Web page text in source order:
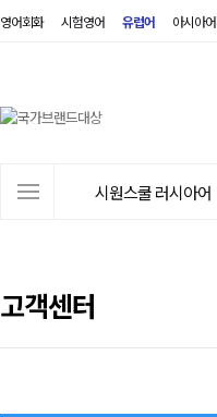
영어회화 시험영어 유럽어 아시아어
시원스쿨 러시아어
고객센터